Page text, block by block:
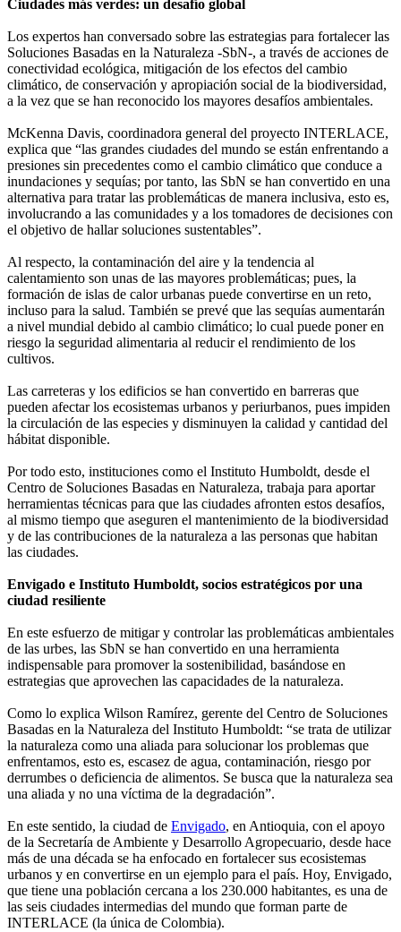
Ciudades más verdes: un desafío global
Los expertos han conversado sobre las estrategias para fortalecer las
Soluciones Basadas en la Naturaleza -SbN-, a través de acciones de
conectividad ecológica, mitigación de los efectos del cambio
climático, de conservación y apropiación social de la biodiversidad,
a la vez que se han reconocido los mayores desafíos ambientales.
McKenna Davis, coordinadora general del proyecto INTERLACE,
explica que “las grandes ciudades del mundo se están enfrentando a
presiones sin precedentes como el cambio climático que conduce a
inundaciones y sequías; por tanto, las SbN se han convertido en una
alternativa para tratar las problemáticas de manera inclusiva, esto es,
involucrando a las comunidades y a los tomadores de decisiones con
el objetivo de hallar soluciones sustentables”.
Al respecto, la contaminación del aire y la tendencia al
calentamiento son unas de las mayores problemáticas; pues, la
formación de islas de calor urbanas puede convertirse en un reto,
incluso para la salud. También se prevé que las sequías aumentarán
a nivel mundial debido al cambio climático; lo cual puede poner en
riesgo la seguridad alimentaria al reducir el rendimiento de los
cultivos.
Las carreteras y los edificios se han convertido en barreras que
pueden afectar los ecosistemas urbanos y periurbanos, pues impiden
la circulación de las especies y disminuyen la calidad y cantidad del
hábitat disponible.
Por todo esto, instituciones como el Instituto Humboldt, desde el
Centro de Soluciones Basadas en Naturaleza, trabaja para aportar
herramientas técnicas para que las ciudades afronten estos desafíos,
al mismo tiempo que aseguren el mantenimiento de la biodiversidad
y de las contribuciones de la naturaleza a las personas que habitan
las ciudades.
Envigado e Instituto Humboldt, socios estratégicos por una
ciudad resiliente
En este esfuerzo de mitigar y controlar las problemáticas ambientales
de las urbes, las SbN se han convertido en una herramienta
indispensable para promover la sostenibilidad, basándose en
estrategias que aprovechen las capacidades de la naturaleza.
Como lo explica Wilson Ramírez, gerente del Centro de Soluciones
Basadas en la Naturaleza del Instituto Humboldt: “se trata de utilizar
la naturaleza como una aliada para solucionar los problemas que
enfrentamos, esto es, escasez de agua, contaminación, riesgo por
derrumbes o deficiencia de alimentos. Se busca que la naturaleza sea
una aliada y no una víctima de la degradación”.
En este sentido, la ciudad de Envigado, en Antioquia, con el apoyo
de la Secretaría de Ambiente y Desarrollo Agropecuario, desde hace
más de una década se ha enfocado en fortalecer sus ecosistemas
urbanos y en convertirse en un ejemplo para el país. Hoy, Envigado,
que tiene una población cercana a los 230.000 habitantes, es una de
las seis ciudades intermedias del mundo que forman parte de
INTERLACE (la única de Colombia).